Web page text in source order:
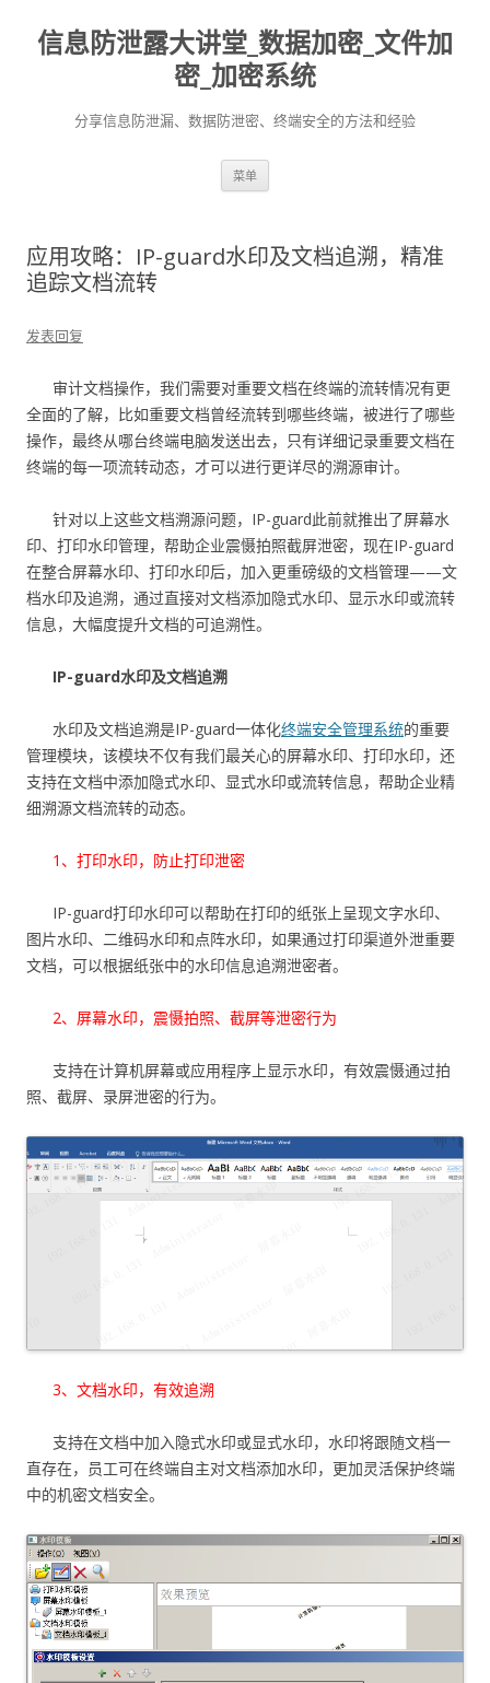
信息防泄露大讲堂_数据加密_文件加
密_加密系统
分享信息防泄漏、数据防泄密、终端安全的方法和经验
菜单
应用攻略：IP-guard水印及文档追溯，精准
追踪文档流转
发表回复
审计文档操作，我们需要对重要文档在终端的流转情况有更
全面的了解，比如重要文档曾经流转到哪些终端，被进行了哪些
操作，最终从哪台终端电脑发送出去，只有详细记录重要文档在
终端的每一项流转动态，才可以进行更详尽的溯源审计。
针对以上这些文档溯源问题，IP-guard此前就推出了屏幕水
印、打印水印管理，帮助企业震慑拍照截屏泄密，现在IP-guard
在整合屏幕水印、打印水印后，加入更重磅级的文档管理——文
档水印及追溯，通过直接对文档添加隐式水印、显示水印或流转
信息，大幅度提升文档的可追溯性。
IP-guard水印及文档追溯
水印及文档追溯是IP-guard一体化终端安全管理系统的重要
管理模块，该模块不仅有我们最关心的屏幕水印、打印水印，还
支持在文档中添加隐式水印、显式水印或流转信息，帮助企业精
细溯源文档流转的动态。
1、打印水印，防止打印泄密
IP-guard打印水印可以帮助在打印的纸张上呈现文字水印、
图片水印、二维码水印和点阵水印，如果通过打印渠道外泄重要
文档，可以根据纸张中的水印信息追溯泄密者。
2、屏幕水印，震慑拍照、截屏等泄密行为
支持在计算机屏幕或应用程序上显示水印，有效震慑通过拍
照、截屏、录屏泄密的行为。
3、文档水印，有效追溯
支持在文档中加入隐式水印或显式水印，水印将跟随文档一
直存在，员工可在终端自主对文档添加水印，更加灵活保护终端
中的机密文档安全。